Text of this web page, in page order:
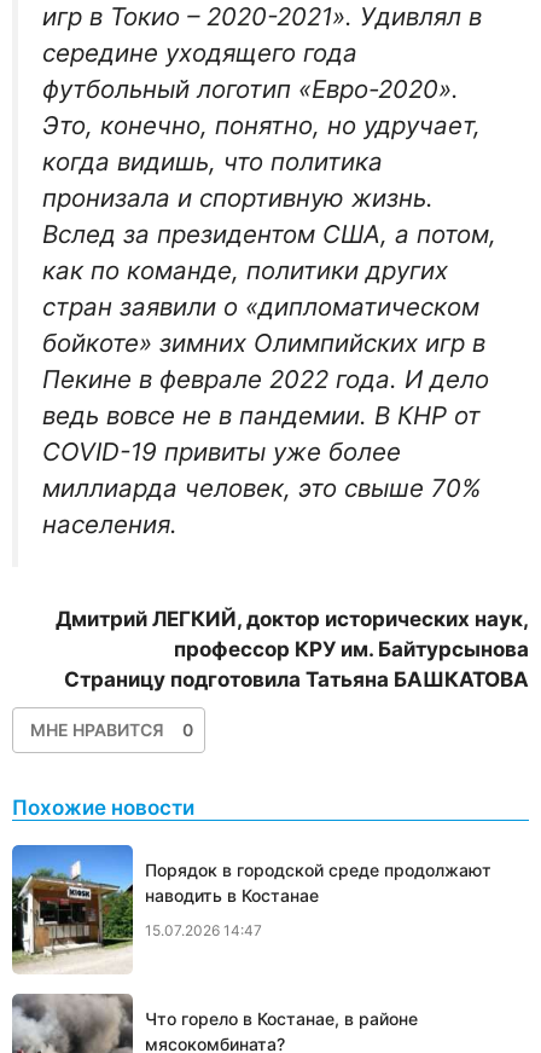
игр в Токио – 2020-2021». Удивлял в
середине уходящего года
футбольный логотип «Евро-2020».
Это, конечно, понятно, но удручает,
когда видишь, что политика
пронизала и спортивную жизнь.
Вслед за президентом США, а потом,
как по команде, политики других
стран заявили о «дипломатическом
бойкоте» зимних Олимпийских игр в
Пекине в феврале 2022 года. И дело
ведь вовсе не в пандемии. В КНР от
COVID-19 привиты уже более
миллиарда человек, это свыше 70%
населения.
Дмитрий ЛЕГКИЙ, доктор исторических наук,
профессор КРУ им. Байтурсынова
Страницу подготовила Татьяна БАШКАТОВА
МНЕ НРАВИТСЯ 0
Похожие новости
Порядок в городской среде продолжают
наводить в Костанае
15.07.2026 14:47
Что горело в Костанае, в районе
мясокомбината?